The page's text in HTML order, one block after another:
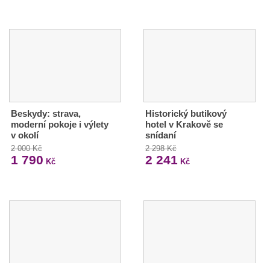
Beskydy: strava,
moderní pokoje i výlety
v okolí
2 000 Kč
1 790 Kč
Historický butikový
hotel v Krakově se
snídaní
2 298 Kč
2 241 Kč